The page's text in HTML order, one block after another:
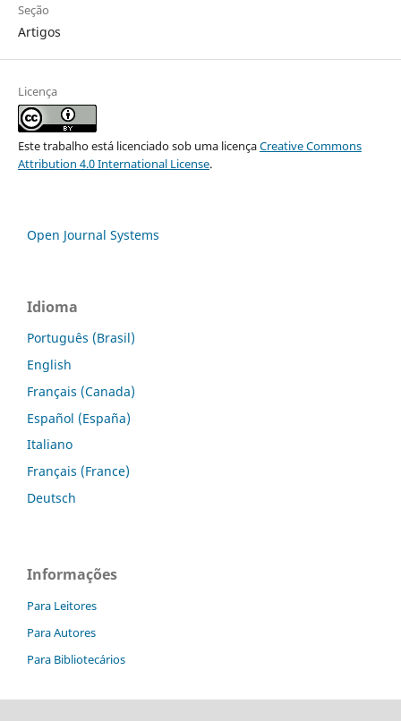
Seção
Artigos
Licença
Este trabalho está licenciado sob uma licençaCreative Commons
Attribution 4.0 International License.
Open Journal Systems
Idioma
Português (Brasil)
English
Français (Canada)
Español (España)
Italiano
Français (France)
Deutsch
Informações
Para Leitores
Para Autores
Para Bibliotecários